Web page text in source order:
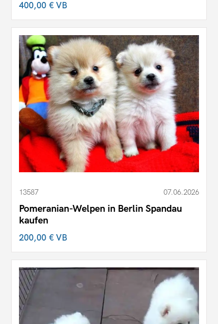
400,00 €VB
13587 07.06.2026
Pomeranian-Welpen in Berlin Spandau
kaufen
200,00 €VB